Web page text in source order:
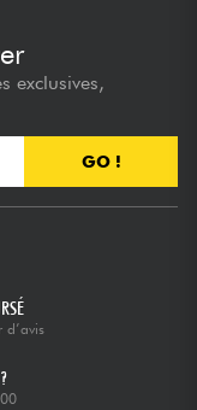
exclusives,
GO !